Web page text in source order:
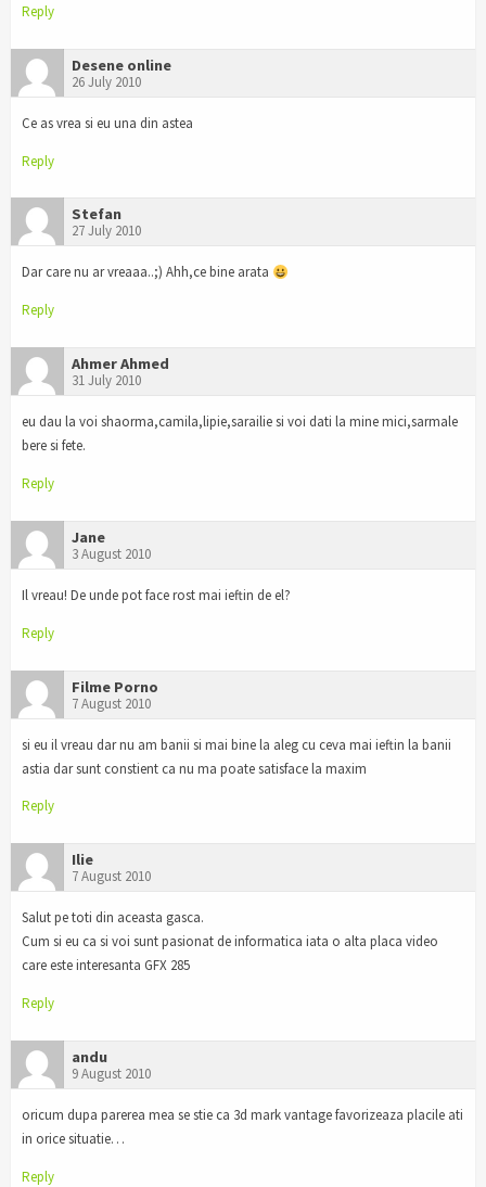
Reply
Desene online
26 July 2010
Ce as vrea si eu una din astea
Reply
Stefan
27 July 2010
Dar care nu ar vreaaa..;) Ahh,ce bine arata
Reply
Ahmer Ahmed
31 July 2010
eu dau la voi shaorma,camila,lipie,sarailie si voi dati la mine mici,sarmale
bere si fete.
Reply
Jane
3 August 2010
Il vreau! De unde pot face rost mai ieftin de el?
Reply
Filme Porno
7 August 2010
si eu il vreau dar nu am banii si mai bine la aleg cu ceva mai ieftin la banii
astia dar sunt constient ca nu ma poate satisface la maxim
Reply
Ilie
7 August 2010
Salut pe toti din aceasta gasca.
Cum si eu ca si voi sunt pasionat de informatica iata o alta placa video
care este interesanta GFX 285
Reply
andu
9 August 2010
oricum dupa parerea mea se stie ca 3d mark vantage favorizeaza placile ati
in orice situatie…
Reply